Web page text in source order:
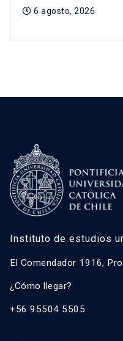
6 agosto, 2026
Instituto de estudios
El Comendador 1916,
¿Cómo llegar?
+56 95504 5505